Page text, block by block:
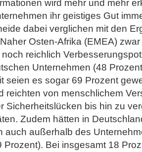
wird mehr und mehr
ihr geistiges Gut
dabei verglichen mit den
Osten-Afrika (EMEA)
reichlich
Unternehmen (48
seien es sogar 69 Prozent
reichten von menschlichem
Sicherheitslücken bis hin zu
Zudem hätten in
auch außerhalb des
Prozent). Bei insgesamt 18